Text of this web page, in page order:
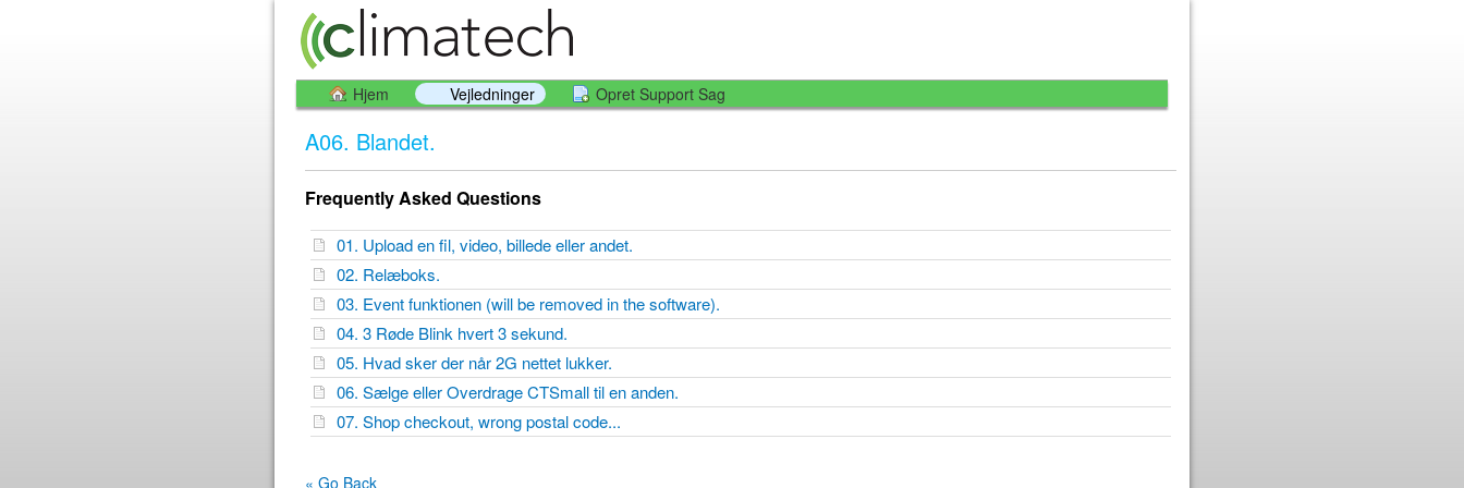
Hjem Vejledninger Opret Support Sag
A06. Blandet.
Frequently Asked Questions
01. Upload en fil, video, billede eller andet.
02. Relæboks.
03. Event funktionen (will be removed in the software).
04. 3 Røde Blink hvert 3 sekund.
05. Hvad sker der når 2G nettet lukker.
06. Sælge eller Overdrage CTSmall til en anden.
07. Shop checkout, wrong postal code...
« Go Back